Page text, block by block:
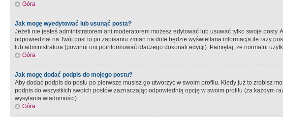
Góra
Jak mogę wyedytować lub usunąć posta?
Jeżeli nie jesteś administratorem ani moderatorem możesz edytować lub usuwać tylko swoje
odpowiedział na Twój post to po zapisaniu zmian na dole będzie wyświetlana informacja ile razy
lub administratora (powinni oni poinformować dlaczego dokonali edycji). Pamiętaj, że normalni
Góra
Jak mogę dodać podpis do mojego postu?
Aby dodać podpis do postu po pierwsze musisz go utworzyć w swoim profilu. Kiedy już to zrobisz
podpis do wszystkich swoich postów zaznaczając odpowiednią opcję w swoim profilu (za każdym
wysyłania wiadomości)
Góra